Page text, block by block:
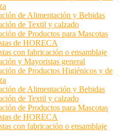
de Alimentación y Bebidas
de Textil y calzado
de Productos para Mascotas
de HORECA
con fabricación o ensamblaje
y Mayoristas general
de Productos Higiénicos y de
de Alimentación y Bebidas
de Textil y calzado
de Productos para Mascotas
de HORECA
con fabricación o ensamblaje